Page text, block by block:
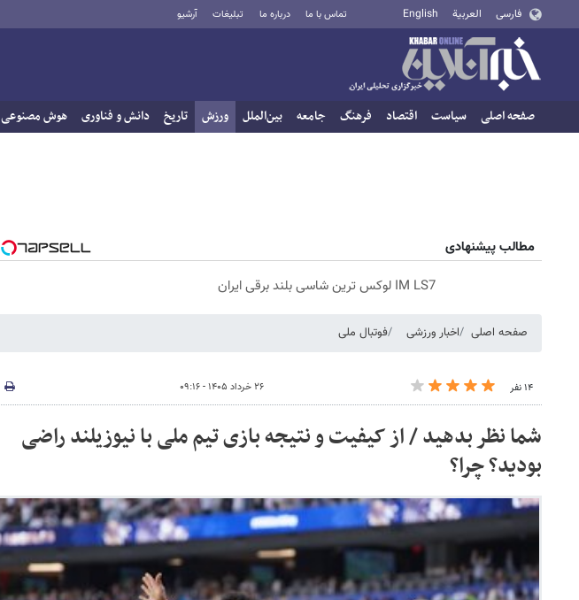
فارسی العربية English تماس با ما درباره ما تبلیغات آرشیو
صفحه اصلی سیاست اقتصاد فرهنگ جامعه بین‌الملل ورزش تاریخ دانش و فناوری هوش مصنوعی
مطالب پیشنهادی
IM LS7 لوکس ترین شاسی بلند برقی ایران
صفحه اصلی اخبار ورزشی فوتبال ملی
۱۴ نفر ۲۶ خرداد ۱۴۰۵ - ۰۹:۱۶
شما نظر بدهید / از کیفیت و نتیجه بازی تیم ملی با نیوزیلند راضی
بودید؟ چرا؟